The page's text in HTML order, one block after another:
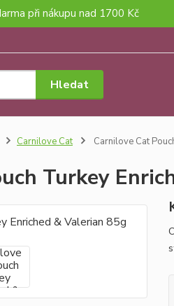
při nákupu nad 1700 Kč
Hledat
Carnilove Cat Carnilove Cat
Turkey